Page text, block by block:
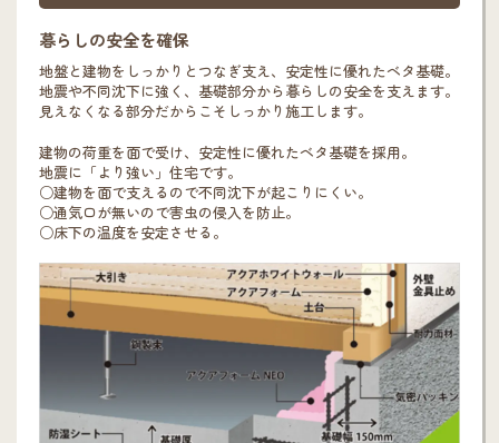
暮らしの安全を確保
地盤と建物をしっかりとつなぎ支え、安定性に優れたベタ基礎。
地震や不同沈下に強く、基礎部分から暮らしの安全を支えます。
見えなくなる部分だからこそしっかり施工します。
建物の荷重を面で受け、安定性に優れたベタ基礎を採用。
地震に「より強い」住宅です。
○建物を面で支えるので不同沈下が起こりにくい。
○通気口が無いので害虫の侵入を防止。
○床下の温度を安定させる。